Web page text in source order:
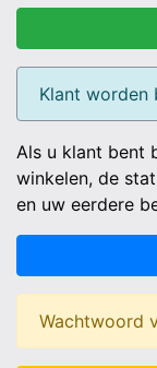
Klant worden
Als u klant bent
winkelen, de
en uw eerdere
Wachtwoord